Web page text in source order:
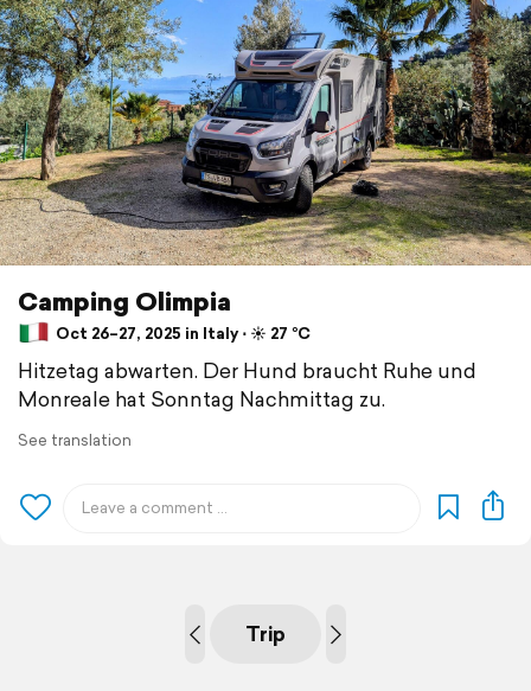
Support
Camping Olimpia
Oct 26–27, 2025 in Italy ⋅ ☀️ 27 °C
Hitzetag abwarten. Der Hund braucht Ruhe und
Monreale hat Sonntag Nachmittag zu.
See translation
Trip